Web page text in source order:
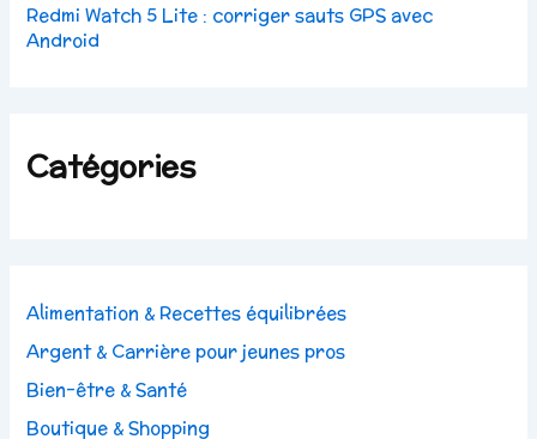
Redmi Watch 5 Lite : corriger sauts GPS avec
Android
Catégories
Alimentation & Recettes équilibrées
Argent & Carrière pour jeunes pros
Bien-être & Santé
Boutique & Shopping